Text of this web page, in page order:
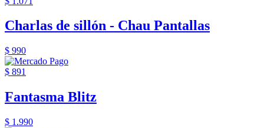
Charlas de sillón - Chau Pantallas
$ 990
$ 891
Fantasma Blitz
$ 1.990